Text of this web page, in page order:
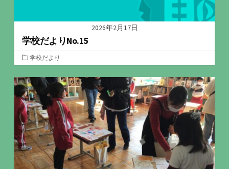
2026年2月17日
学校だよりNo.15
カ
テ
ゴ
リ
ー
学校だより